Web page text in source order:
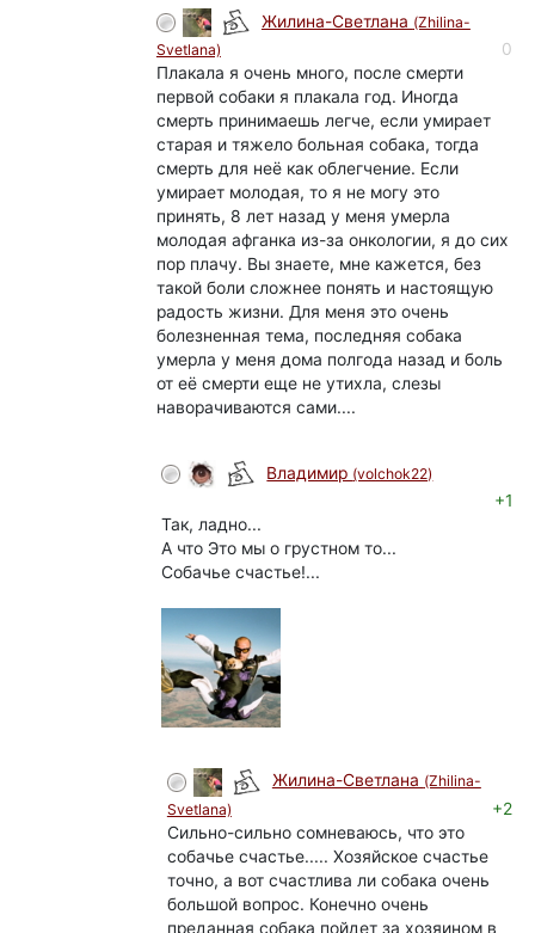
Жилина-Светлана (Zhilina-
Svetlana)
0
Плакала я очень много, после смерти
первой собаки я плакала год. Иногда
смерть принимаешь легче, если умирает
старая и тяжело больная собака, тогда
смерть для неё как облегчение. Если
умирает молодая, то я не могу это
принять, 8 лет назад у меня умерла
молодая афганка из-за онкологии, я до сих
пор плачу. Вы знаете, мне кажется, без
такой боли сложнее понять и настоящую
радость жизни. Для меня это очень
болезненная тема, последняя собака
умерла у меня дома полгода назад и боль
от её смерти еще не утихла, слезы
наворачиваются сами....
Владимир (volchok22)
+1
Так, ладно...
А что Это мы о грустном то...
Собачье счастье!...
Жилина-Светлана (Zhilina-
Svetlana)
+2
Сильно-сильно сомневаюсь, что это
собачье счастье..... Хозяйское счастье
точно, а вот счастлива ли собака очень
большой вопрос. Конечно очень
преданная собака пойдет за хозяином в